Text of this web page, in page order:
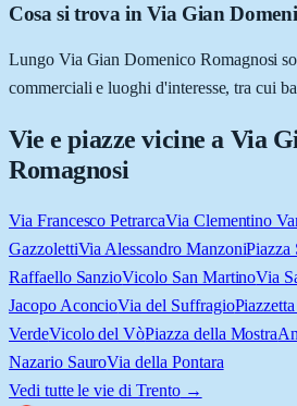
Cosa si trova in Via Gian
Lungo Via Gian Domenico Romagnosi
commerciali e luoghi d'interesse, tra cui
Vie e piazze vicine a Via
Romagnosi
Via Francesco PetrarcaVia Clementino
GazzolettiVia Alessandro Manzoni
Raffaello SanzioVicolo San MartinoVia
Jacopo AconcioVia del Suffragio
VerdeVicolo del VòPiazza della Mostra
Nazario SauroVia della Pontara
Vedi tutte le vie di Trento→